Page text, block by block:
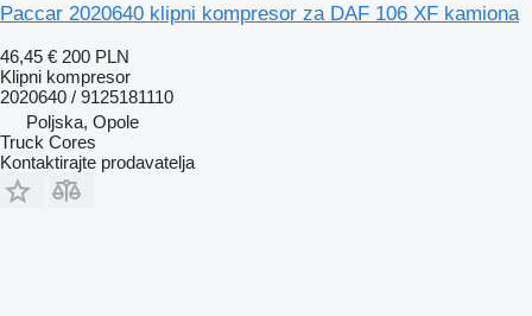
Paccar 2020640 klipni kompresor za DAF 106 XF kamiona
46,45 € 200 PLN
Klipni kompresor
2020640 / 9125181110
Poljska, Opole
Truck Cores
Kontaktirajte prodavatelja